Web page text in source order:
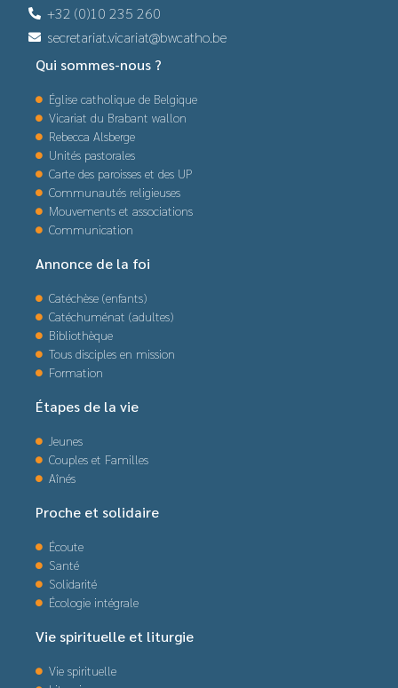
+32 (0)10 235 260
secretariat.vicariat@bwcatho.be
Qui sommes-nous ?
Église catholique de Belgique
Vicariat du Brabant wallon
Rebecca Alsberge
Unités pastorales
Carte des paroisses et des UP
Communautés religieuses
Mouvements et associations
Communication
Annonce de la foi
Catéchèse (enfants)
Catéchuménat (adultes)
Bibliothèque
Tous disciples en mission
Formation
Étapes de la vie
Jeunes
Couples et Familles
Aînés
Proche et solidaire
Écoute
Santé
Solidarité
Écologie intégrale
Vie spirituelle et liturgie
Vie spirituelle